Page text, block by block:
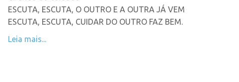
ESCUTA, ESCUTA, O OUTRO E A OUTRA JÁ VEM
ESCUTA, ESCUTA, CUIDAR DO OUTRO FAZ BEM.
Leia mais...